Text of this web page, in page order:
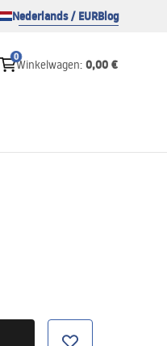
Nederlands / EURBlog
0
Winkelwagen: 0,00 €